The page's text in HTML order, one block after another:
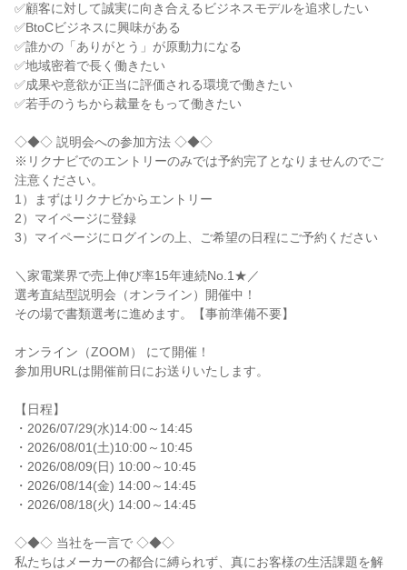
✅顧客に対して誠実に向き合えるビジネスモデルを追求したい
✅BtoCビジネスに興味がある
✅誰かの「ありがとう」が原動力になる
✅地域密着で長く働きたい
✅成果や意欲が正当に評価される環境で働きたい
✅若手のうちから裁量をもって働きたい
◇◆◇ 説明会への参加方法 ◇◆◇
※リクナビでのエントリーのみでは予約完了となりませんのでご
注意ください。
1）まずはリクナビからエントリー
2）マイページに登録
3）マイページにログインの上、ご希望の日程にご予約ください
＼家電業界で売上伸び率15年連続No.1★／
選考直結型説明会（オンライン）開催中！
その場で書類選考に進めます。【事前準備不要】
オンライン（ZOOM） にて開催！
参加用URLは開催前日にお送りいたします。
【日程】
・2026/07/29(水)14:00～14:45
・2026/08/01(土)10:00～10:45
・2026/08/09(日) 10:00～10:45
・2026/08/14(金) 14:00～14:45
・2026/08/18(火) 14:00～14:45
◇◆◇ 当社を一言で ◇◆◇
私たちはメーカーの都合に縛られず、真にお客様の生活課題を解